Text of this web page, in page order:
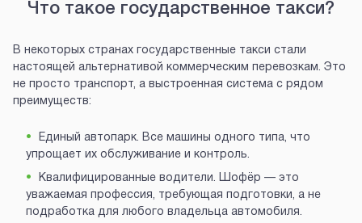
Что такое государственное такси?
В некоторых странах государственные такси стали
настоящей альтернативой коммерческим перевозкам. Это
не просто транспорт, а выстроенная система с рядом
преимуществ:
Единый автопарк. Все машины одного типа, что
упрощает их обслуживание и контроль.
Квалифицированные водители. Шофёр — это
уважаемая профессия, требующая подготовки, а не
подработка для любого владельца автомобиля.